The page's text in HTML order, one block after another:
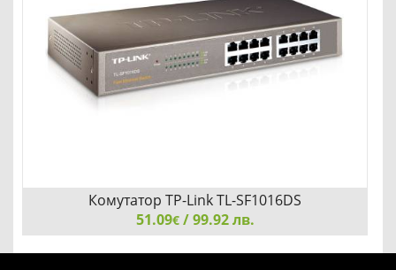
Комутатор TP-Link TL-SF1016DS
51.09€/ 99.92 лв.